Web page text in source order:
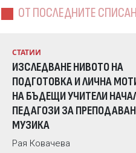
ОТ ПОСЛЕДНИТЕ
СТАТИИ
ИЗСЛЕДВАНЕ НИВОТО НА
ПОДГОТОВКА И ЛИЧНА
НА БЪДЕЩИ УЧИТЕЛИ
ПЕДАГОЗИ ЗА
МУЗИКА
Рая Ковачева